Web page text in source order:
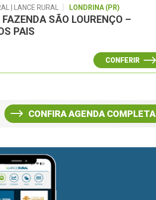
| LANCE RURAL LONDRINA (PR)
SÃO LOURENÇO –
PAIS
CONFERIR
CONFIRA AGENDA COMPLETA